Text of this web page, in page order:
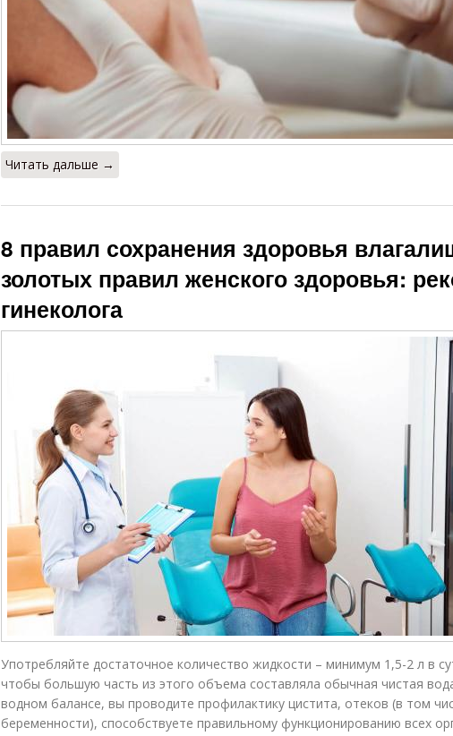
Читать дальше →
8 правил сохранения здоровья
золотых правил женского здоровья:
гинеколога
Употребляйте достаточное количество жидкости – минимум 1,5-2 л в
чтобы большую часть из этого объема составляла обычная чистая
водном балансе, вы проводите профилактику цистита, отеков (в том
беременности), способствуете правильному функционированию всех